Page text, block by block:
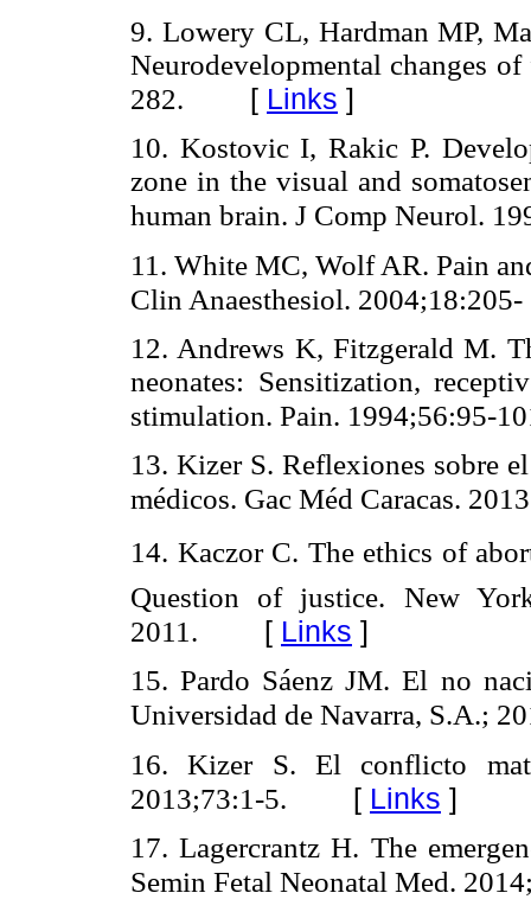
9. Lowery CL, Hardman MP,
Neurodevelopmental changes
282. [ Links ]
10. Kostovic I, Rakic P.
zone in the visual and
human brain. J Comp Neurol.
11. White MC, Wolf AR. Pain
Clin Anaesthesiol. 2004;18:205-
12. Andrews K, Fitzgerald M.
neonates: Sensitization,
stimulation. Pain. 1994;56:95-
13. Kizer S. Reflexiones sobre
médicos. Gac Méd Caracas.
14. Kaczor C. The ethics of
Question of justice. New
2011. [ Links ]
15. Pardo Sáenz JM. El no
Universidad de Navarra, S.A.;
16. Kizer S. El conflicto
2013;73:1-5. [ Links ]
17. Lagercrantz H. The
Semin Fetal Neonatal Med.